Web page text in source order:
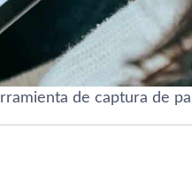
de captura de